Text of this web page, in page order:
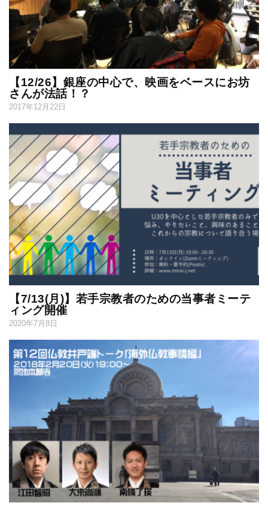
【12/26】銀座の中心で、映画をベースにお坊
さんが法話！？
2017年12月22日
【7/13(月)】若手宗教者のための当事者ミーテ
ィング開催
2020年7月8日